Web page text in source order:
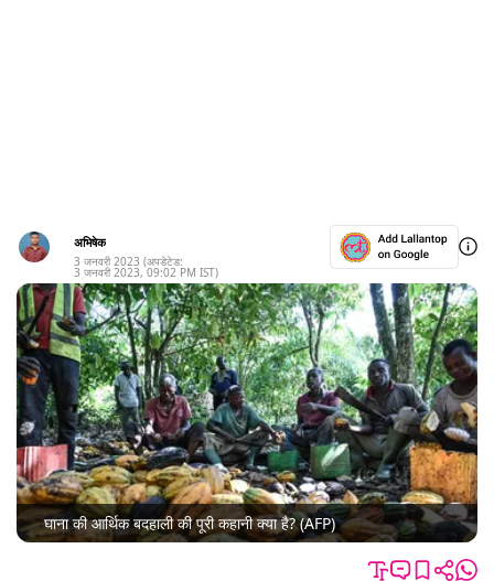
अभिषेक
3 जनवरी 2023 (अपडेटेड:
3 जनवरी 2023, 09:02 PM IST)
घाना की आर्थिक बदहाली की पूरी कहानी क्या है? (AFP)